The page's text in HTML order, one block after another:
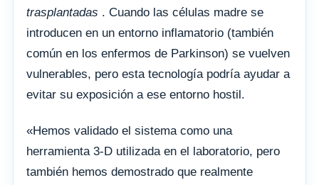
trasplantadas . Cuando las células madre se
introducen en un entorno inflamatorio (también
común en los enfermos de Parkinson) se vuelven
vulnerables, pero esta tecnología podría ayudar a
evitar su exposición a ese entorno hostil.
«Hemos validado el sistema como una
herramienta 3-D utilizada en el laboratorio, pero
también hemos demostrado que realmente